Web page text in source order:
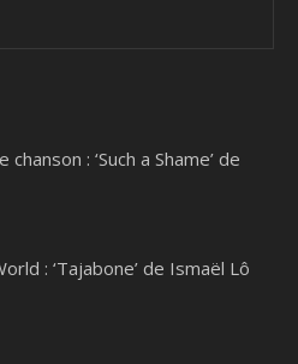
chanson : ‘Such a Shame’ de
: ‘Tajabone’ de Ismaël Lô